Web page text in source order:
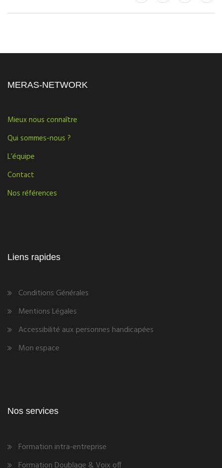
MERAS-NETWORK
Mieux nous connaître
Qui sommes-nous ?
L’équipe
Contact
Nos références
Liens rapides
Conditions Générales
Mentions Légales
Accessibilité aux personnes handicapées
Mon espace
Nos services
Formation intra-entreprise